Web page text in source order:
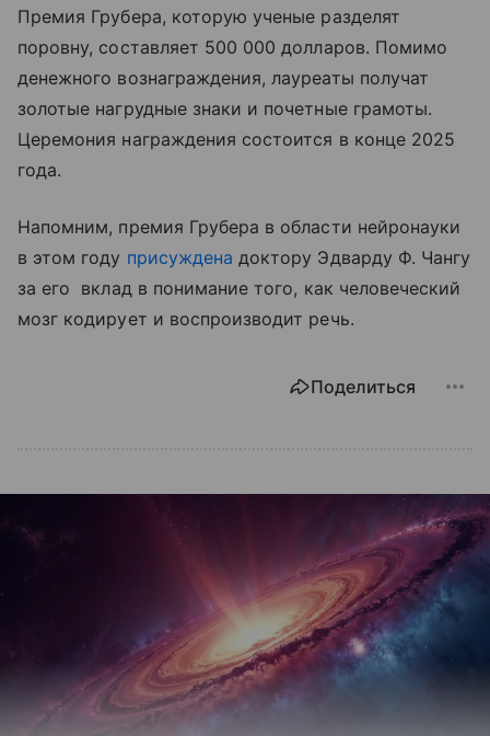
Премия Грубера, которую ученые разделят
поровну, составляет 500 000 долларов. Помимо
денежного вознаграждения, лауреаты получат
золотые нагрудные знаки и почетные грамоты.
Церемония награждения состоится в конце 2025
года.
Напомним, премия Грубера в области нейронауки
в этом году присуждена доктору Эдварду Ф. Чангу
за его вклад в понимание того, как человеческий
мозг кодирует и воспроизводит речь.
Поделиться